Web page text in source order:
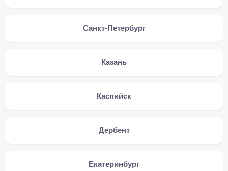
Санкт-Петербург
Казань
Каспийск
Дербент
Екатеринбург